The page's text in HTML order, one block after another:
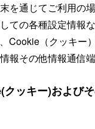
を通じてご利用の
ての各種設定情報
Cookie（クッキー
報その他情報通信
ッキー)および